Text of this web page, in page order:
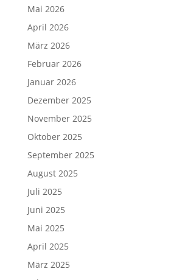
Mai 2026
April 2026
März 2026
Februar 2026
Januar 2026
Dezember 2025
November 2025
Oktober 2025
September 2025
August 2025
Juli 2025
Juni 2025
Mai 2025
April 2025
März 2025